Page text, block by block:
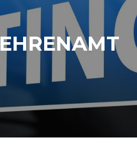
EHRENAMT